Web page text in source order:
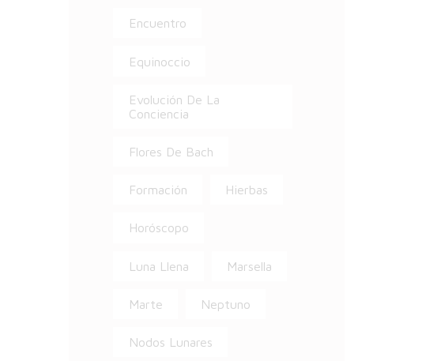
Encuentro
Equinoccio
Evolución De La
Conciencia
Flores De Bach
Formación Hierbas
Horóscopo
Luna Llena Marsella
Marte Neptuno
Nodos Lunares